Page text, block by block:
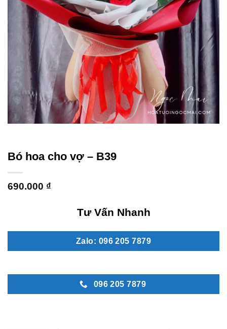
Bó hoa cho vợ – B39
690.000 ₫
Tư Vấn Nhanh
Zalo: 096 205 7879
096 205 7879